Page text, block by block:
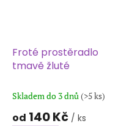
Froté prostěradlo
tmavě žluté
Skladem do 3 dnů(>5 ks)
od 140 Kč / ks